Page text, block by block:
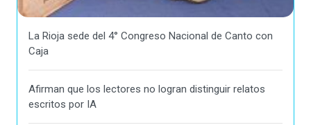
La Rioja sede del 4° Congreso Nacional de Canto con
Caja
Afirman que los lectores no logran distinguir relatos
escritos por IA